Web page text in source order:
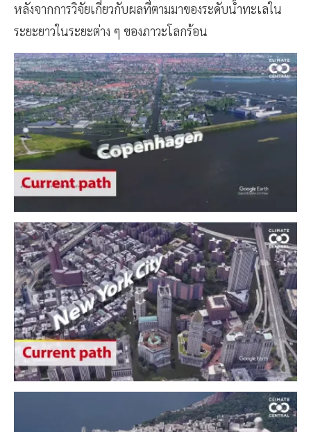
หลังจากการวิจัยเกี่ยวกับผลที่ตามมาของระดับน้ำทะเลใน
ระยะยาวในระยะต่าง ๆ ของภาวะโลกร้อน